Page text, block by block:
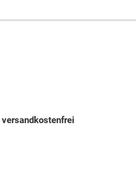
versandkostenfrei